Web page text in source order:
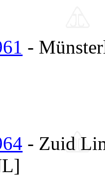
-
- Zuid